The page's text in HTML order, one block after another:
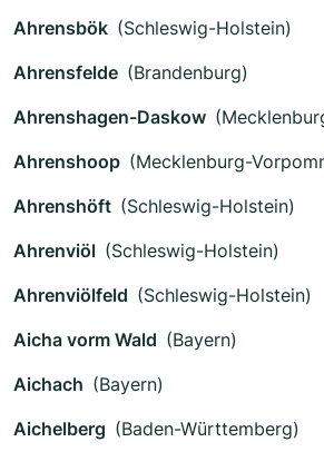
Ahrensbök (Schleswig-Holstein)
Ahrensfelde (Brandenburg)
Ahrenshagen-Daskow
Ahrenshoop (Mecklenburg-
Ahrenshöft (Schleswig-Holstein)
Ahrenviöl (Schleswig-Holstein)
Ahrenviölfeld (Schleswig-Holstein)
Aicha vorm Wald (Bayern)
Aichach (Bayern)
Aichelberg (Baden-Württemberg)